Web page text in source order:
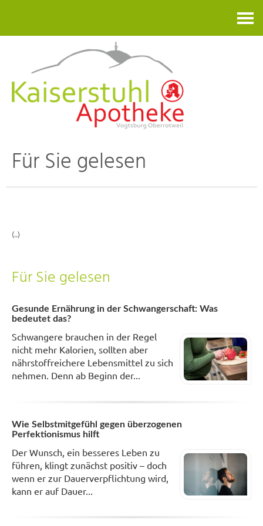
Für Sie gelesen
(..)
Für Sie gelesen
Gesunde Ernährung in der Schwangerschaft: Was
bedeutet das?
Schwangere brauchen in der Regel
nicht mehr Kalorien, sollten aber
nährstoffreichere Lebensmittel zu sich
nehmen. Denn ab Beginn der...
Wie Selbstmitgefühl gegen überzogenen
Perfektionismus hilft
Der Wunsch, ein besseres Leben zu
führen, klingt zunächst positiv – doch
wenn er zur Dauerverpflichtung wird,
kann er auf Dauer...